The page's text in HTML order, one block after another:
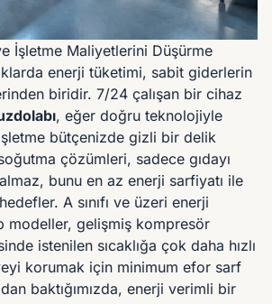
İşletme Maliyetlerini Düşürme
enerji tüketimi, sabit giderlerin
biridir. 7/24 çalışan bir cihaz
, eğer doğru teknolojiyle
bütçenizde gizli bir delik
çözümleri, sadece gıdayı
bunu en az enerji sarfiyatı ile
A sınıfı ve üzeri enerji
modeller, gelişmiş kompresör
istenilen sıcaklığa çok daha hızlı
korumak için minimum efor sarf
baktığımızda, enerji verimli bir